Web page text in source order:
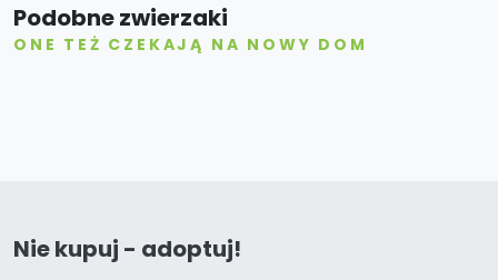
Podobne zwierzaki
ONE TEŻ CZEKAJĄ NA NOWY DOM
Nie kupuj - adoptuj!